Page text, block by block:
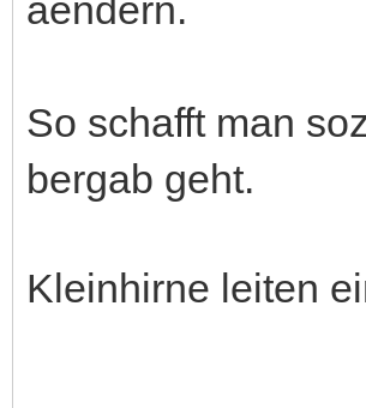
aendern.
So schafft man
bergab geht.
Kleinhirne leiten